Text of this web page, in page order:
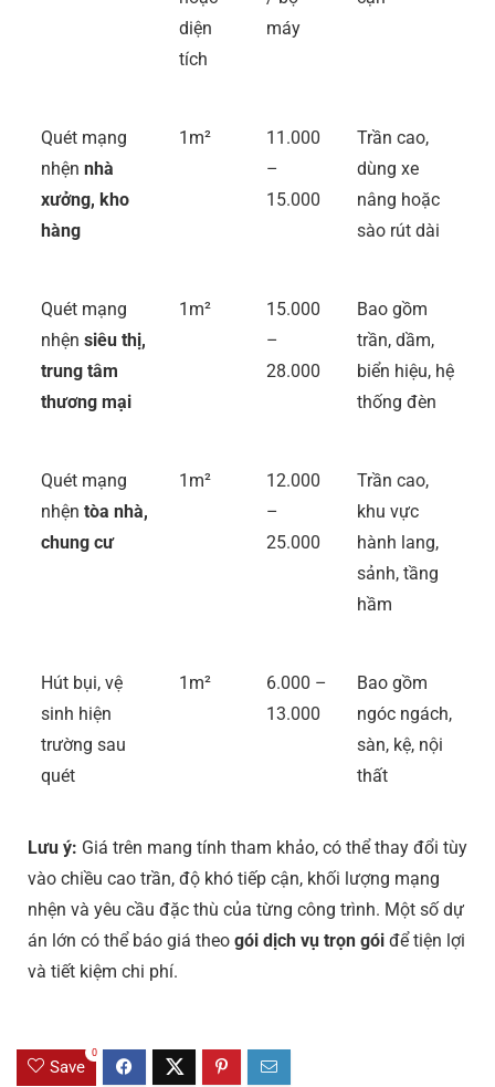
diện
tích
máy
Quét mạng
nhện nhà
xưởng, kho
hàng
1m²
11.000
–
15.000
Trần cao,
dùng xe
nâng hoặc
sào rút dài
Quét mạng
nhện siêu thị,
trung tâm
thương mại
1m²
15.000
–
28.000
Bao gồm
trần, dầm,
biển hiệu, hệ
thống đèn
Quét mạng
nhện tòa nhà,
chung cư
1m²
12.000
–
25.000
Trần cao,
khu vực
hành lang,
sảnh, tầng
hầm
Hút bụi, vệ
sinh hiện
trường sau
quét
1m²
6.000 –
13.000
Bao gồm
ngóc ngách,
sàn, kệ, nội
thất
Lưu ý: Giá trên mang tính tham khảo, có thể thay đổi tùy
vào chiều cao trần, độ khó tiếp cận, khối lượng mạng
nhện và yêu cầu đặc thù của từng công trình. Một số dự
án lớn có thể báo giá theo gói dịch vụ trọn gói để tiện lợi
và tiết kiệm chi phí.
Save
0